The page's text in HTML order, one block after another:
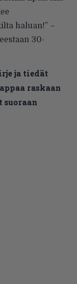
haluan!” –
30-
ja tiedät
raskaan
suoraan